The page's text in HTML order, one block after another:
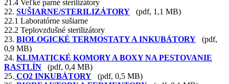
21.4 Veľké parné sterilizátory
22. SUŠIARNE/STERILIZÁTORY (pdf, 1,1 MB)
22.1 Laboratórne sušiarne
22.2 Teplovzdušné sterilizátory
23. BIOLOGICKÉ TERMOSTATY A INKUBÁTORY (pdf,
0,9 MB)
24. KLIMATICKÉ KOMORY A BOXY NA PESTOVANIE
RASTLÍN (pdf, 0,4 MB)
25. CO2 INKUBÁTORY (pdf, 0,5 MB)